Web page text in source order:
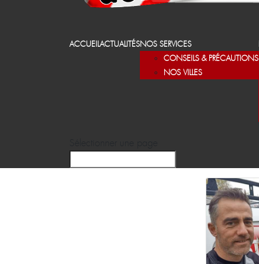
ACCUEILACTUALITÉSNOS SERVICES
CONSEILS & PRÉCAUTIONS
NOS VILLES